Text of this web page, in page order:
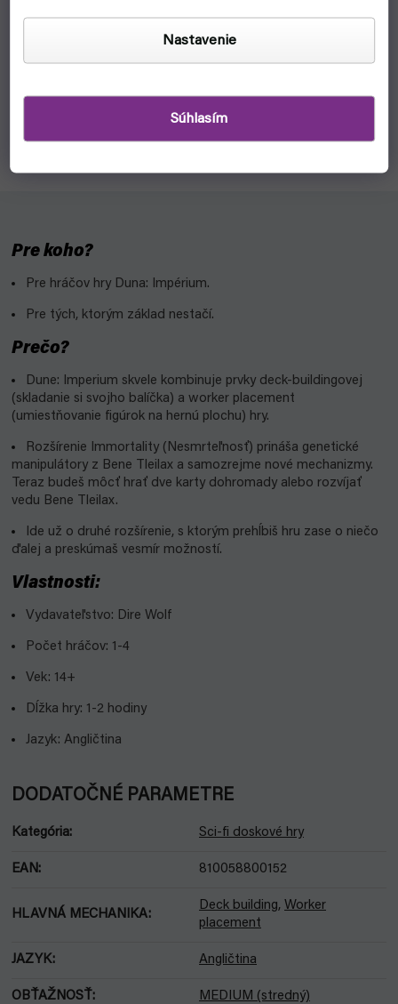
Nastavenie
Súhlasím
čakáme na naskladnenie
Detail
Obal si svoje karty – bude sa ti s nimi lepšie manipulovať a
dlhšie ti vydržia. Balenie: 55ks Rozmer obalu: 63,5 x 89mm
Pre koho?
Pre hráčov hry Duna: Impérium.
Pre tých, ktorým základ nestačí.
Prečo?
Dune: Imperium skvele kombinuje prvky deck-buildingovej
(skladanie si svojho balíčka) a worker placement
(umiestňovanie figúrok na hernú plochu) hry.
Rozšírenie Immortality (Nesmrteľnosť) prináša genetické
manipulátory z Bene Tleilax a samozrejme nové mechanizmy.
Teraz budeš môcť hrať dve karty dohromady alebo rozvíjať
vedu Bene Tleilax.
Ide už o druhé rozšírenie, s ktorým prehĺbiš hru zase o niečo
ďalej a preskúmaš vesmír možností.
Vlastnosti:
Vydavateľstvo: Dire Wolf
Počet hráčov: 1-4
Vek: 14+
Dĺžka hry: 1-2 hodiny
Jazyk: Angličtina
DODATOČNÉ PARAMETRE
Kategória: Sci-fi doskové hry
EAN: 810058800152
HLAVNÁ MECHANIKA:
Deck building, Worker
placement
JAZYK: Angličtina
OBŤAŽNOSŤ : MEDIUM (stredný)